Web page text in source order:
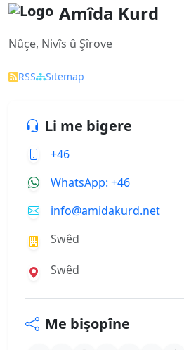
Amîda Kurd
Nûçe, Nivîs û Şîrove
RSS Sitemap
Li me bigere
+46
WhatsApp: +46
info@amidakurd.net
Swêd
Swêd
Me bişopîne